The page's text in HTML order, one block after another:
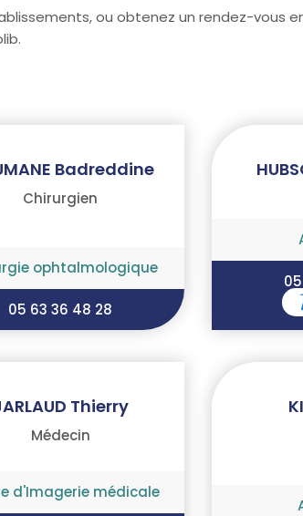
ou obtenez un rendez-vous
Badreddine
Chirurgien
ophtalmologique
05 63 36 48 28
Thierry
Médecin
d'Imagerie médicale